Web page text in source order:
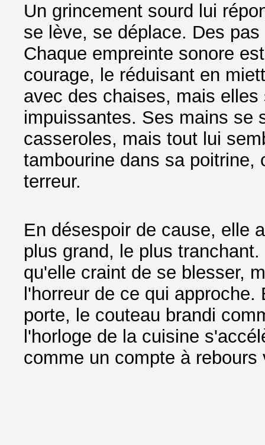
Un grincement sourd lui
se lève, se déplace. Des
Chaque empreinte sonore
courage, le réduisant en
avec des chaises, mais
impuissantes. Ses mains se
casseroles, mais tout lui
tambourine dans sa poitrine,
terreur.
En désespoir de cause, elle
plus grand, le plus
qu'elle craint de se blesser,
l'horreur de ce qui
porte, le couteau brandi
l'horloge de la cuisine
comme un compte à